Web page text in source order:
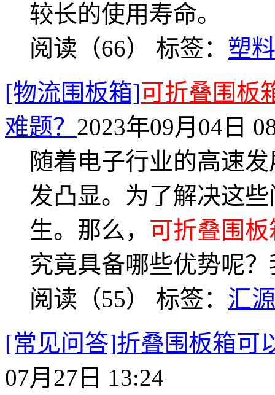
较长的使用寿命。
阅读（66） 标签： 塑
[物流围板箱]可折叠围板
难题？ 2023年09月04日
随着电子行业的高速
发凸显。为了解决这
生。那么， 可折叠围板
究竟具备哪些优势呢
阅读（55） 标签： 汇
[常见问答]折叠围板箱可
07月27日 13:24